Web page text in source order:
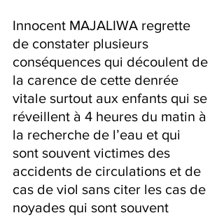
Innocent MAJALIWA regrette
de constater plusieurs
conséquences qui découlent de
la carence de cette denrée
vitale surtout aux enfants qui se
réveillent à 4 heures du matin à
la recherche de l’eau et qui
sont souvent victimes des
accidents de circulations et de
cas de viol sans citer les cas de
noyades qui sont souvent